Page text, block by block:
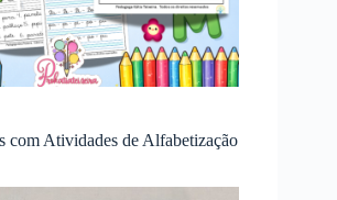
com Atividades de Alfabetização